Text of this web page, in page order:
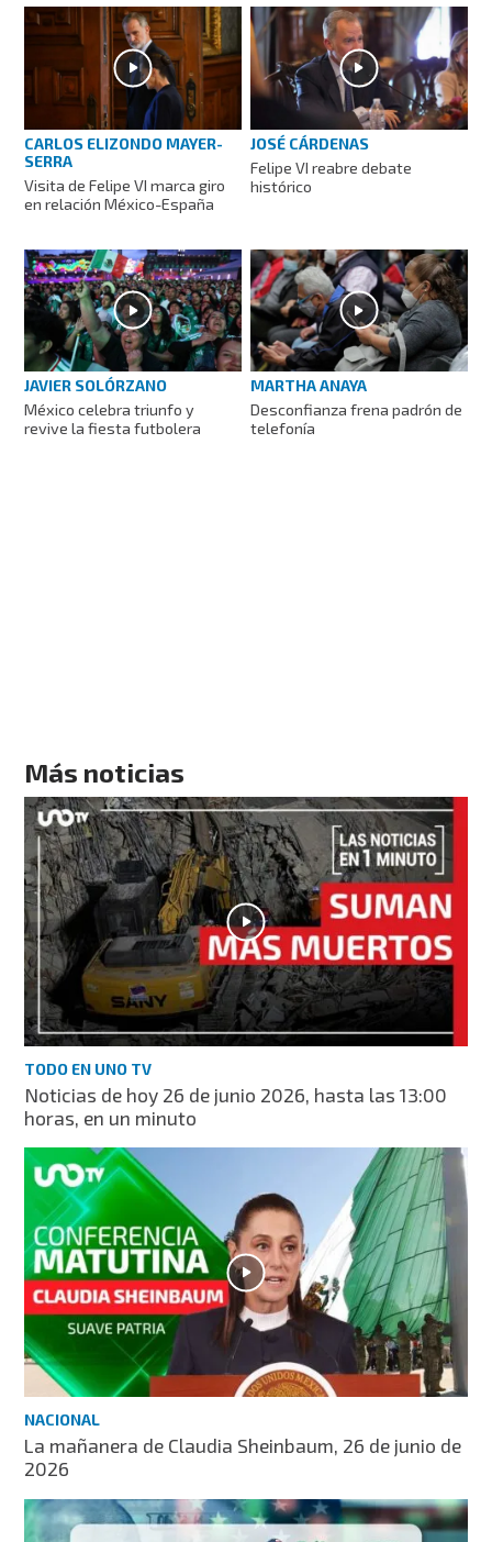
CARLOS ELIZONDO MAYER-
SERRA
Visita de Felipe VI marca giro
en relación México-España
JOSÉ CÁRDENAS
Felipe VI reabre debate
histórico
JAVIER SOLÓRZANO
México celebra triunfo y
revive la fiesta futbolera
MARTHA ANAYA
Desconfianza frena padrón de
telefonía
Más noticias
TODO EN UNO TV
Noticias de hoy 26 de junio 2026, hasta las 13:00
horas, en un minuto
NACIONAL
La mañanera de Claudia Sheinbaum, 26 de junio de
2026